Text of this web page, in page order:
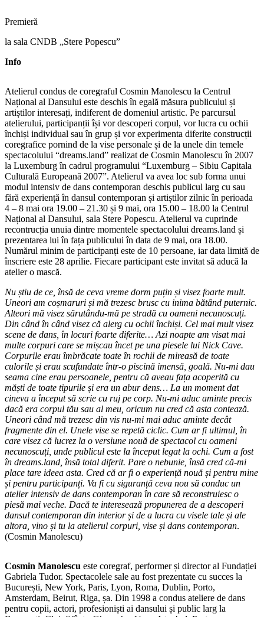
Premieră
la sala CNDB „Stere Popescu”
Info
Atelierul condus de coregraful Cosmin Manolescu la Centrul
Național al Dansului este deschis în egală măsura publicului și
artiștilor interesați, indiferent de domeniul artistic. Pe parcursul
atelierului, participanții își vor descoperi corpul, vor lucra cu ochii
închiși individual sau în grup și vor experimenta diferite construcții
coregrafice pornind de la vise personale și de la unele din temele
spectacolului “dreams.land” realizat de Cosmin Manolescu în 2007
la Luxemburg în cadrul programului “Luxemburg – Sibiu Capitala
Culturală Europeană 2007”. Atelierul va avea loc sub forma unui
modul intensiv de dans contemporan deschis publicul larg cu sau
fără experiență în dansul contemporan și artiștilor zilnic în perioada
4 – 8 mai ora 19.00 – 21.30 și 9 mai, ora 15.00 – 18.00 la Centrul
Național al Dansului, sala Stere Popescu. Atelierul va cuprinde
recontrucția unuia dintre momentele spectacolului dreams.land și
prezentarea lui în fața publicului în data de 9 mai, ora 18.00.
Numărul minim de participanți este de 10 persoane, iar data limită de
înscriere este 28 aprilie. Fiecare participant este invitat să aducă la
atelier o mască.
Nu știu de ce, însă de ceva vreme dorm puțin și visez foarte mult.
Uneori am coșmaruri și mă trezesc brusc cu inima bătând puternic.
Alteori mă visez sărutându-mă pe stradă cu oameni necunoscuți.
Din când în când visez că alerg cu ochii închiși. Cel mai mult visez
scene de dans, în locuri foarte diferite… Azi noapte am visat mai
multe corpuri care se mișcau încet pe una piesele lui Nick Cave.
Corpurile erau îmbrăcate toate în rochii de mireasă de toate
culorile și erau scufundate într-o piscină imensă, goală. Nu-mi dau
seama cine erau persoanele, pentru că aveau fața acoperită cu
măști de toate tipurile și era un abur dens… La un moment dat
cineva a început să scrie cu ruj pe corp. Nu-mi aduc aminte precis
dacă era corpul tău sau al meu, oricum nu cred că asta contează.
Uneori când mă trezesc din vis nu-mi mai aduc aminte decât
fragmente din el. Unele vise se repetă ciclic. Cum ar fi ultimul, în
care visez că lucrez la o versiune nouă de spectacol cu oameni
necunoscuți, unde publicul este la început legat la ochi. Cum a fost
în dreams.land, însă total diferit. Pare o nebunie, însă cred că-mi
place tare ideea asta. Cred că ar fi o experiență nouă și pentru mine
și pentru participanți. Va fi cu siguranță ceva nou să conduc un
atelier intensiv de dans contemporan în care să reconstruiesc o
piesă mai veche. Dacă te interesează propunerea de a descoperi
dansul contemporan din interior și de a lucra cu visele tale și ale
altora, vino și tu la atelierul corpuri, vise și dans contemporan.
(Cosmin Manolescu)
Cosmin Manolescu este coregraf, performer și director al Fundației
Gabriela Tudor. Spectacolele sale au fost prezentate cu succes la
București, New York, Paris, Lyon, Roma, Dublin, Porto,
Amsterdam, Beirut, Riga, șa. Din 1998 a condus ateliere de dans
pentru copii, actori, profesioniști ai dansului și public larg la